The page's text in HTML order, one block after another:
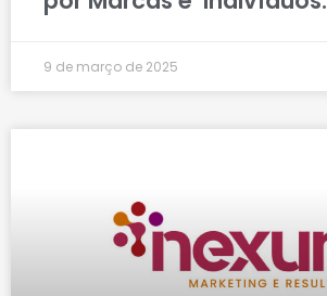
9 de março de 2025